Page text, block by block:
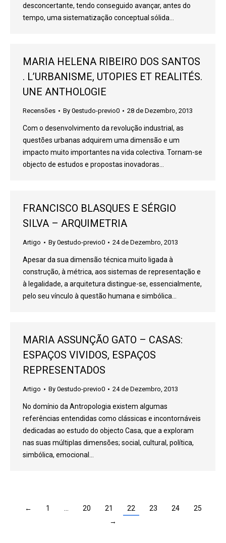
desconcertante, tendo conseguido avançar, antes do
tempo, uma sistematização conceptual sólida…
MARIA HELENA RIBEIRO DOS SANTOS
. L’URBANISME, UTOPIES ET REALITÉS.
UNE ANTHOLOGIE
Recensões By 0estudo-previo0 28 de Dezembro, 2013
Com o desenvolvimento da revolução industrial, as
questões urbanas adquirem uma dimensão e um
impacto muito importantes na vida colectiva. Tornam-se
objecto de estudos e propostas inovadoras…
FRANCISCO BLASQUES E SÉRGIO
SILVA – ARQUIMETRIA
Artigo By 0estudo-previo0 24 de Dezembro, 2013
Apesar da sua dimensão técnica muito ligada à
construção, à métrica, aos sistemas de representação e
à legalidade, a arquitetura distingue-se, essencialmente,
pelo seu vínculo à questão humana e simbólica…
MARIA ASSUNÇÃO GATO – CASAS:
ESPAÇOS VIVIDOS, ESPAÇOS
REPRESENTADOS
Artigo By 0estudo-previo0 24 de Dezembro, 2013
No domínio da Antropologia existem algumas
referências entendidas como clássicas e incontornáveis
dedicadas ao estudo do objecto Casa, que a exploram
nas suas múltiplas dimensões; social, cultural, política,
simbólica, emocional…
← 1 20 21 22 23 24
25
→